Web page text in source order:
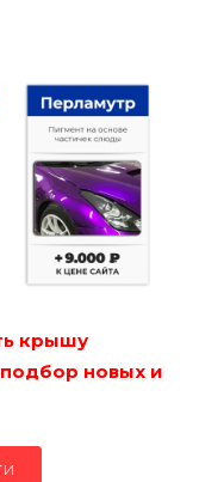
крышу
новых и